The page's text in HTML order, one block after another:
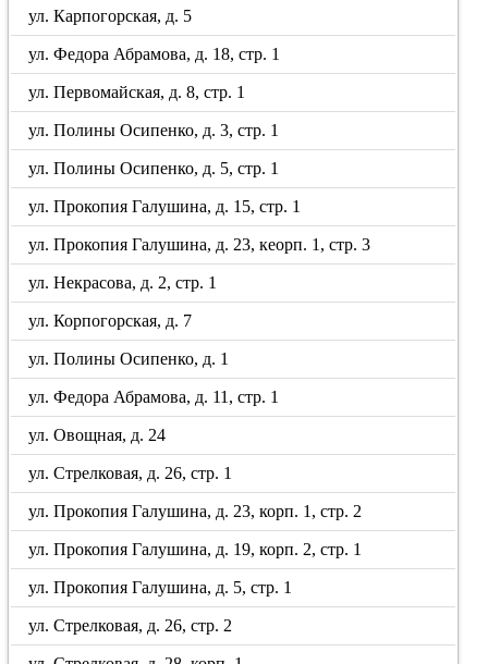
ул. Карпогорская, д. 5
ул. Федора Абрамова, д. 18, стр. 1
ул. Первомайская, д. 8, стр. 1
ул. Полины Осипенко, д. 3, стр. 1
ул. Полины Осипенко, д. 5, стр. 1
ул. Прокопия Галушина, д. 15, стр. 1
ул. Прокопия Галушина, д. 23, кеорп. 1, стр. 3
ул. Некрасова, д. 2, стр. 1
ул. Корпогорская, д. 7
ул. Полины Осипенко, д. 1
ул. Федора Абрамова, д. 11, стр. 1
ул. Овощная, д. 24
ул. Стрелковая, д. 26, стр. 1
ул. Прокопия Галушина, д. 23, корп. 1, стр. 2
ул. Прокопия Галушина, д. 19, корп. 2, стр. 1
ул. Прокопия Галушина, д. 5, стр. 1
ул. Стрелковая, д. 26, стр. 2